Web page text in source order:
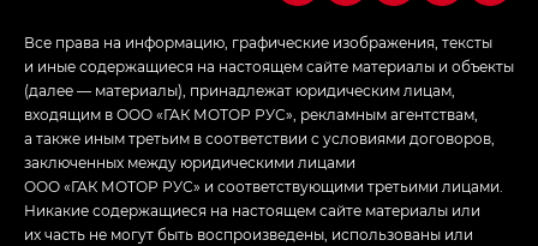
Все права на информацию, графические изображения, тексты
и иные содержащиеся на настоящем сайте материалы и объекты
(далее — материалы), принадлежат юридическим лицам,
входящим в ООО «ГАК МОТОР РУС», рекламным агентствам,
а также иным третьим в соответствии с условиями договоров,
заключенных между юридическими лицами
ООО «ГАК МОТОР РУС» и соответствующими третьими лицами.
Никакие содержащиеся на настоящем сайте материалы или
их часть не могут быть воспроизведены, использованы или